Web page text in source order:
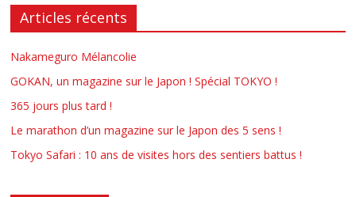
Articles récents
Nakameguro Mélancolie
GOKAN, un magazine sur le Japon ! Spécial TOKYO !
365 jours plus tard !
Le marathon d’un magazine sur le Japon des 5 sens !
Tokyo Safari : 10 ans de visites hors des sentiers battus !